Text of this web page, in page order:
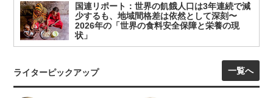
国連リポート：世界の飢餓人口は3年連続で減
少するも、地域間格差は依然として深刻〜
2026年の「世界の食料安全保障と栄養の現
状」
ライターピックアップ 一覧へ